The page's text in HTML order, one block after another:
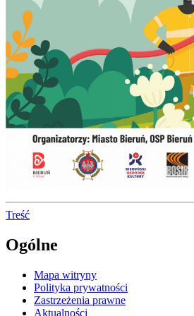
Treść
Ogólne
Mapa witryny
Polityka prywatności
Zastrzeżenia prawne
Aktualności